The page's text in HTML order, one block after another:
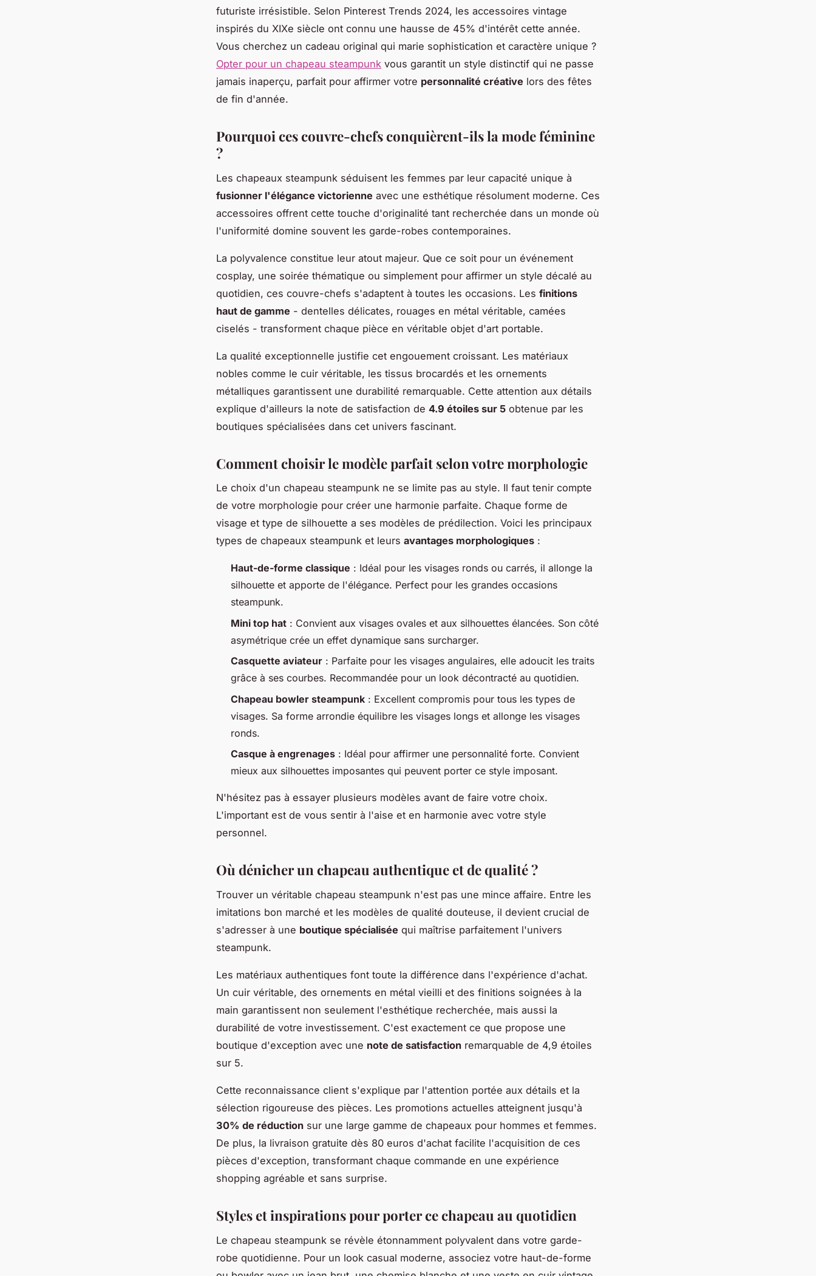
futuriste irrésistible. Selon Pinterest Trends 2024, les accessoires vintage
inspirés du XIXe siècle ont connu une hausse de 45% d'intérêt cette année.
Vous cherchez un cadeau original qui marie sophistication et caractère unique ?
Opter pour un chapeau steampunk vous garantit un style distinctif qui ne passe
jamais inaperçu, parfait pour affirmer votre personnalité créative lors des fêtes
de fin d'année.
Pourquoi ces couvre-chefs conquièrent-ils la mode féminine
?
Les chapeaux steampunk séduisent les femmes par leur capacité unique à
fusionner l'élégance victorienne avec une esthétique résolument moderne. Ces
accessoires offrent cette touche d'originalité tant recherchée dans un monde où
l'uniformité domine souvent les garde-robes contemporaines.
La polyvalence constitue leur atout majeur. Que ce soit pour un événement
cosplay, une soirée thématique ou simplement pour affirmer un style décalé au
quotidien, ces couvre-chefs s'adaptent à toutes les occasions. Les finitions
haut de gamme - dentelles délicates, rouages en métal véritable, camées
ciselés - transforment chaque pièce en véritable objet d'art portable.
La qualité exceptionnelle justifie cet engouement croissant. Les matériaux
nobles comme le cuir véritable, les tissus brocardés et les ornements
métalliques garantissent une durabilité remarquable. Cette attention aux détails
explique d'ailleurs la note de satisfaction de 4.9 étoiles sur 5 obtenue par les
boutiques spécialisées dans cet univers fascinant.
Comment choisir le modèle parfait selon votre morphologie
Le choix d'un chapeau steampunk ne se limite pas au style. Il faut tenir compte
de votre morphologie pour créer une harmonie parfaite. Chaque forme de
visage et type de silhouette a ses modèles de prédilection. Voici les principaux
types de chapeaux steampunk et leurs avantages morphologiques :
Haut-de-forme classique : Idéal pour les visages ronds ou carrés, il allonge la
silhouette et apporte de l'élégance. Perfect pour les grandes occasions
steampunk.
Mini top hat : Convient aux visages ovales et aux silhouettes élancées. Son côté
asymétrique crée un effet dynamique sans surcharger.
Casquette aviateur : Parfaite pour les visages angulaires, elle adoucit les traits
grâce à ses courbes. Recommandée pour un look décontracté au quotidien.
Chapeau bowler steampunk : Excellent compromis pour tous les types de
visages. Sa forme arrondie équilibre les visages longs et allonge les visages
ronds.
Casque à engrenages : Idéal pour affirmer une personnalité forte. Convient
mieux aux silhouettes imposantes qui peuvent porter ce style imposant.
N'hésitez pas à essayer plusieurs modèles avant de faire votre choix.
L'important est de vous sentir à l'aise et en harmonie avec votre style
personnel.
Où dénicher un chapeau authentique et de qualité ?
Trouver un véritable chapeau steampunk n'est pas une mince affaire. Entre les
imitations bon marché et les modèles de qualité douteuse, il devient crucial de
s'adresser à une boutique spécialisée qui maîtrise parfaitement l'univers
steampunk.
Les matériaux authentiques font toute la différence dans l'expérience d'achat.
Un cuir véritable, des ornements en métal vieilli et des finitions soignées à la
main garantissent non seulement l'esthétique recherchée, mais aussi la
durabilité de votre investissement. C'est exactement ce que propose une
boutique d'exception avec une note de satisfaction remarquable de 4,9 étoiles
sur 5.
Cette reconnaissance client s'explique par l'attention portée aux détails et la
sélection rigoureuse des pièces. Les promotions actuelles atteignent jusqu'à
30% de réduction sur une large gamme de chapeaux pour hommes et femmes.
De plus, la livraison gratuite dès 80 euros d'achat facilite l'acquisition de ces
pièces d'exception, transformant chaque commande en une expérience
shopping agréable et sans surprise.
Styles et inspirations pour porter ce chapeau au quotidien
Le chapeau steampunk se révèle étonnamment polyvalent dans votre garde-
robe quotidienne. Pour un look casual moderne, associez votre haut-de-forme